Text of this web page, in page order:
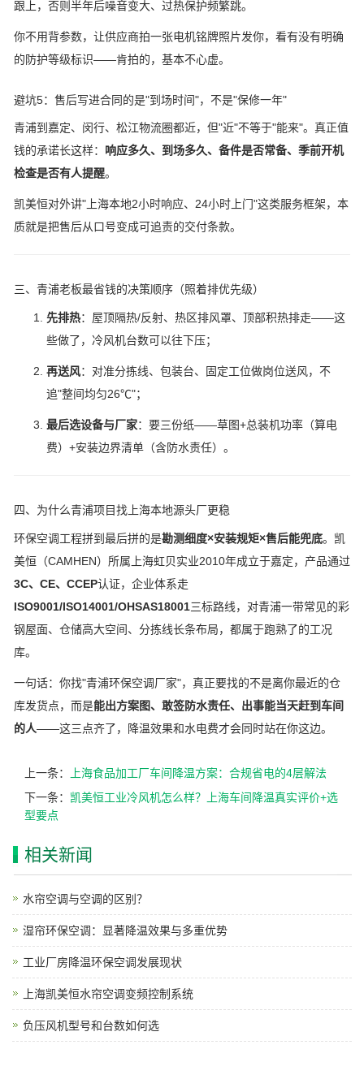
跟上，否则半年后噪音变大、过热保护频繁跳。
你不用背参数，让供应商拍一张电机铭牌照片发你，看有没有明确
的防护等级标识——肯拍的，基本不心虚。
避坑5：售后写进合同的是"到场时间"，不是"保修一年"
青浦到嘉定、闵行、松江物流圈都近，但"近"不等于"能来"。真正值
钱的承诺长这样： 响应多久、到场多久、备件是否常备、季前开机
检查是否有人提醒。
凯美恒对外讲"上海本地2小时响应、24小时上门"这类服务框架，本
质就是把售后从口号变成可追责的交付条款。
三、青浦老板最省钱的决策顺序（照着排优先级）
先排热：屋顶隔热/反射、热区排风罩、顶部积热排走——这
些做了，冷风机台数可以往下压；
再送风：对准分拣线、包装台、固定工位做岗位送风，不
追"整间均匀26℃"；
最后选设备与厂家：要三份纸——草图+总装机功率（算电
费）+安装边界清单（含防水责任）。
四、为什么青浦项目找上海本地源头厂更稳
环保空调工程拼到最后拼的是勘测细度×安装规矩×售后能兜底。凯
美恒（CAMHEN）所属上海虹贝实业2010年成立于嘉定，产品通过
3C、CE、CCEP认证，企业体系走
ISO9001/ISO14001/OHSAS18001三标路线，对青浦一带常见的彩
钢屋面、仓储高大空间、分拣线长条布局，都属于跑熟了的工况
库。
一句话：你找"青浦环保空调厂家"，真正要找的不是离你最近的仓
库发货点，而是能出方案图、敢签防水责任、出事能当天赶到车间
的人——这三点齐了，降温效果和水电费才会同时站在你这边。
上一条：
上海食品加工厂车间降温方案：合规省电的4层解法
下一条： 凯美恒工业冷风机怎么样？上海车间降温真实评价+选
型要点
相关新闻
水帘空调与空调的区别？
湿帘环保空调：显著降温效果与多重优势
工业厂房降温环保空调发展现状
上海凯美恒水帘空调变频控制系统
负压风机型号和台数如何选